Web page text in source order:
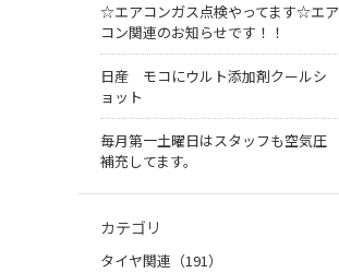
☆エアコンガス点検やってます☆エア
コン関連のお知らせです！！
日産 モコにウルト添加剤クールシ
ョット
毎月第一土曜日はスタッフも空気圧
補充してます。
カテゴリ
タイヤ関連（191）